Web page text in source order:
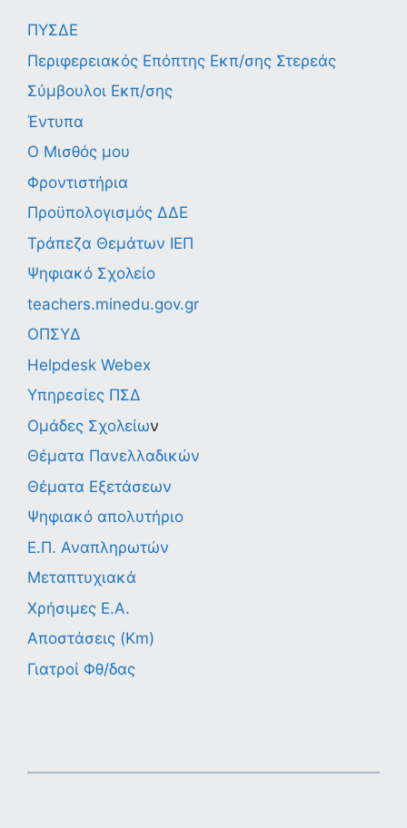
ΠΥΣΔΕ
Περιφερειακός Επόπτης Εκπ/σης Στερεάς
Σύμβουλοι Εκπ/σης
Έντυπα
Ο Μισθός μου
Φροντιστήρια
Προϋπολογισμός ΔΔΕ
Τράπεζα Θεμάτων ΙΕΠ
Ψηφιακό Σχολείο
teachers.minedu.gov.gr
ΟΠΣΥΔ
Helpdesk Webex
Υπηρεσίες ΠΣΔ
Ομάδες Σχολείων
Θέματα Πανελλαδικών
Θέματα Εξετάσεων
Ψηφιακό απολυτήριο
Ε.Π. Αναπληρωτών
Μεταπτυχιακά
Χρήσιμες Ε.Α.
Αποστάσεις (Km)
Γιατροί Φθ/δας